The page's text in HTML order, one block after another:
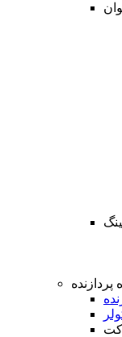
پردازنده